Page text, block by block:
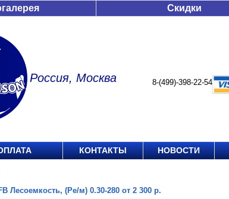
Скидки
Россия, Москва 8-(499)-398-22-54
КОНТАКТЫ НОВОСТИ
Лесоемкость, (Ре/м) 0.30-280 от 2 300 р.